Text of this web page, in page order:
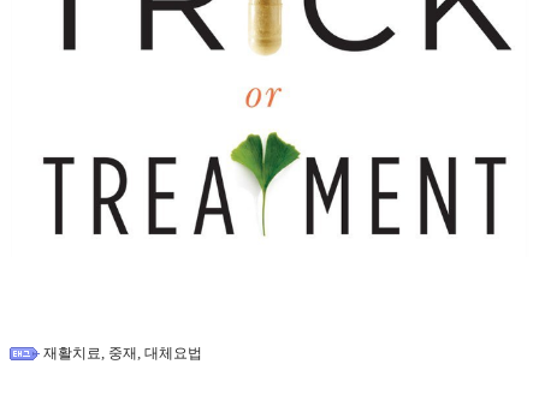
재활치료 중재 대체요법